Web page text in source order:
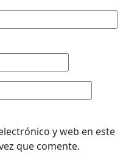
y web en este
que comente.